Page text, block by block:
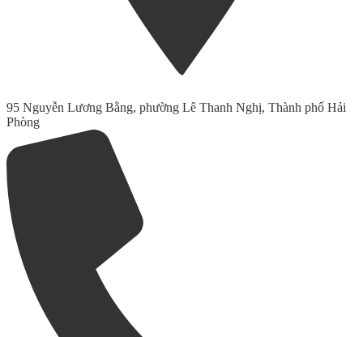
95 Nguyễn Lương Bằng, phường Lê Thanh Nghị, Thành phố Hải
Phòng